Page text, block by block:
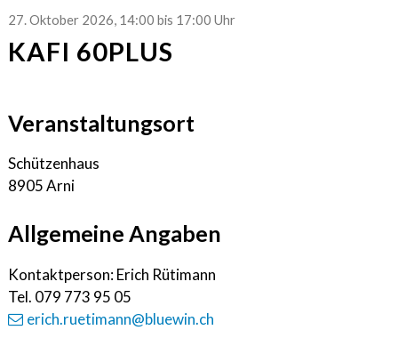
KAFI 60PLUS
27. Oktober 2026, 14:00 bis 17:00 Uhr
Veranstaltungsort
Schützenhaus
8905 Arni
Allgemeine Angaben
Kontaktperson: Erich Rütimann
Tel. 079 773 95 05
erich.ruetimann@bluewin.ch